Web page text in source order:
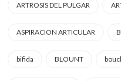
ARTROSIS DEL PULGAR
ASPIRACION ARTICULAR
bifida BLOUNT